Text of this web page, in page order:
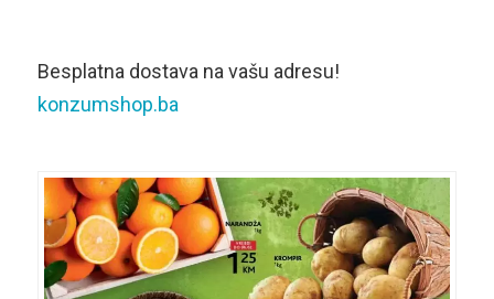
Besplatna dostava na vašu adresu!
konzumshop.ba